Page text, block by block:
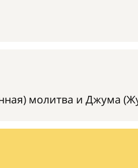
молитва и Джума